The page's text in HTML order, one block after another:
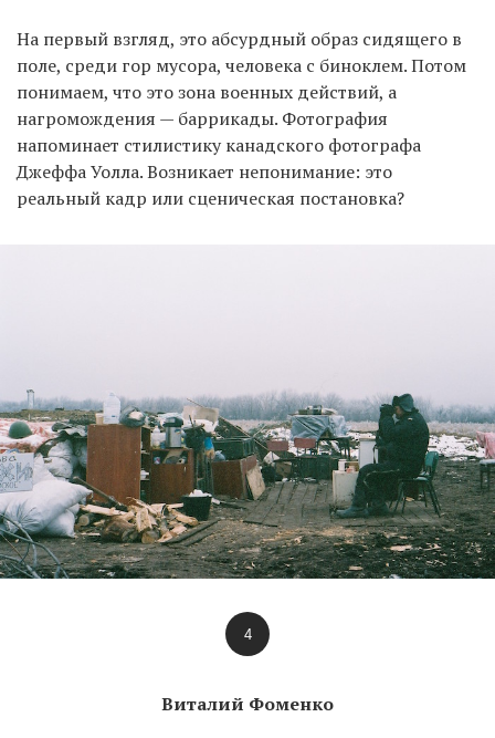
На первый взгляд, это абсурдный образ сидящего в
поле, среди гор мусора, человека с биноклем. Потом
понимаем, что это зона военных действий, а
нагромождения — баррикады. Фотография
напоминает стилистику канадского фотографа
Джеффа Уолла. Возникает непонимание: это
реальный кадр или сценическая постановка?
4
Виталий Фоменко